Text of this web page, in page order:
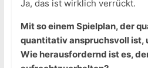
Ja, das ist wirklich verrückt.
Mit so einem Spielplan, der
quantitativ anspruchsvoll ist,
Wie herausfordernd ist es,